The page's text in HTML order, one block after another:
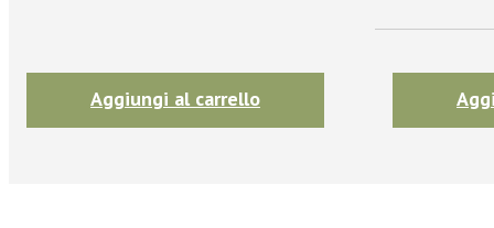
Aggiungi al carrello